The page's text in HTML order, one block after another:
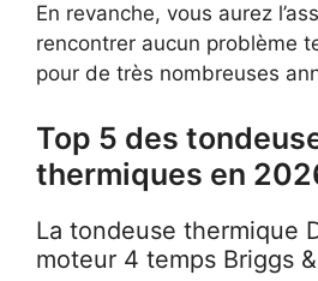
En revanche, vous aurez
rencontrer aucun problème
pour de très nombreuses
Top 5 des
thermiques en
La tondeuse thermique
moteur 4 temps Briggs